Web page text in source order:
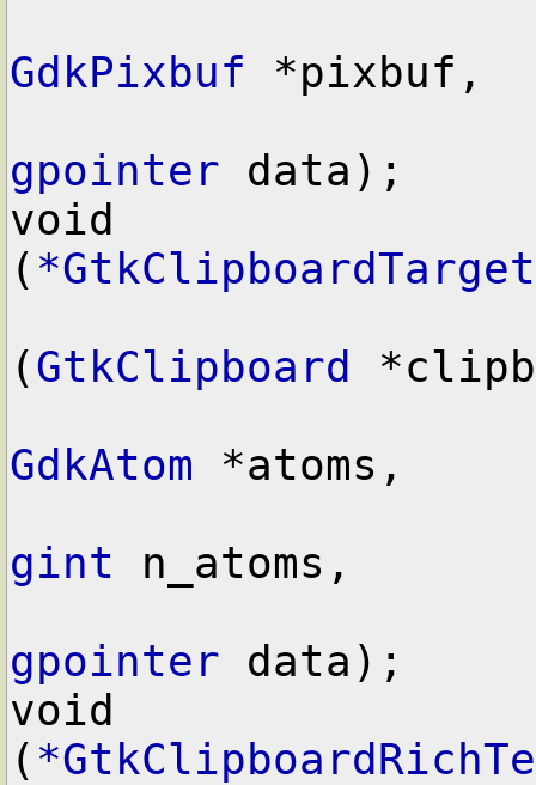
GdkPixbuf *pixbuf,
gpointer data);
void
(
(GtkClipboard
GdkAtom *atoms,
gint n_atoms,
gpointer data);
void
(